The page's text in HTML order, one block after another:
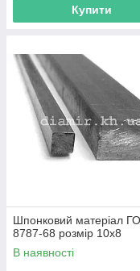
Купити
Шпонковий матеріал
8787-68 розмір 10х8
В наявності